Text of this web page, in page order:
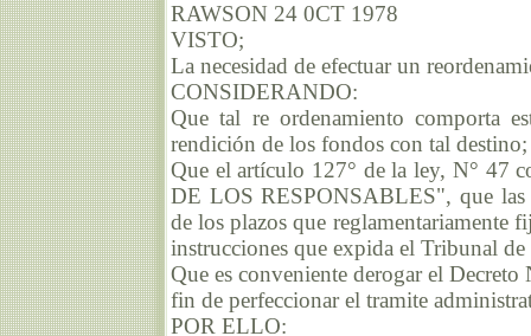
RAWSON 24 0CT 1978
VISTO;
La necesidad de efectuar un
CONSIDERANDO:
Que tal re ordenamiento comporta
rendición de los fondos con tal destino;
Que el artículo 127° de la ley, N°
DE LOS RESPONSABLES", que las
de los plazos que reglamentariamente
instrucciones que expida el Tribunal de
Que es conveniente derogar el
fin de perfeccionar el tramite
POR ELLO: